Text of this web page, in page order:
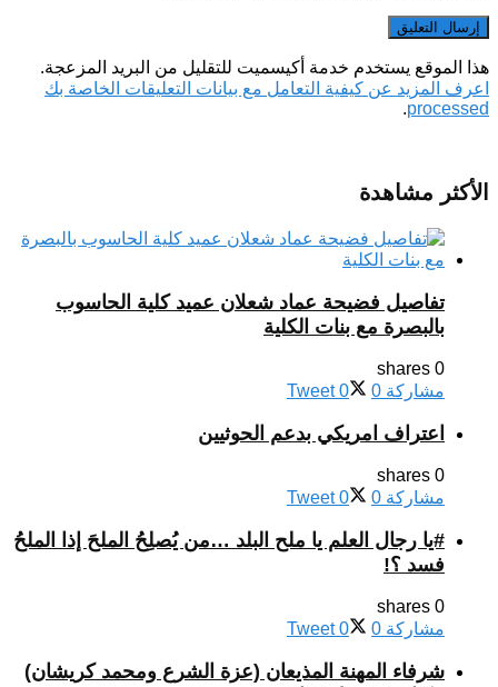
هذا الموقع يستخدم خدمة أكيسميت للتقليل من البريد المزعجة.
اعرف المزيد عن كيفية التعامل مع بيانات التعليقات الخاصة بك
processed
.
الأكثر مشاهدة
تفاصيل فضيحة عماد شعلان عميد كلية الحاسوب
بالبصرة مع بنات الكلية
0 shares
مشاركة 0
Tweet 0
اعتراف امريكي بدعم الحوثيين
0 shares
مشاركة 0
Tweet 0
#يا رجال العلم يا ملح البلد …من يُصلِحُ الملحَ إذا الملحُ
فسد ؟!
0 shares
مشاركة 0
Tweet 0
شرفاء المهنة المذيعان (عزة الشرع ومحمد كريشان)